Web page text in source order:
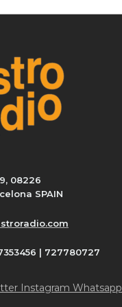
08226
SPAIN
| 727780727
Instagram Whatsapp